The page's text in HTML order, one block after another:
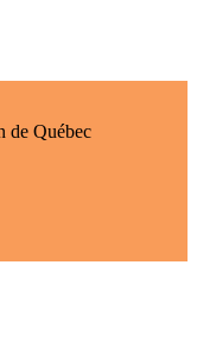
de Québec